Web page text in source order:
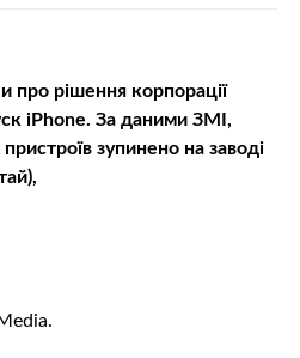
про рішення корпорації
iPhone. За даними ЗМІ,
зупинено на заводі